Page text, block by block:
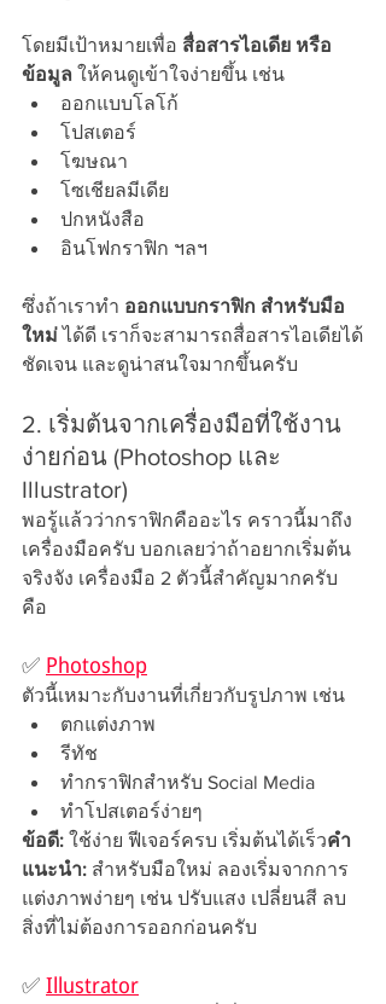
โดยมีเป้าหมายเพื่อ สื่อสารไอเดีย หรือ
ข้อมูล ให้คนดูเข้าใจง่ายขึ้น เช่น
ออกแบบโลโก้
โปสเตอร์
โฆษณา
โซเชียลมีเดีย
ปกหนังสือ
อินโฟกราฟิก ฯลฯ
ซึ่งถ้าเราทำ ออกแบบกราฟิก สำหรับมือ
ใหม่ ได้ดี เราก็จะสามารถสื่อสารไอเดียได้
ชัดเจน และดูน่าสนใจมากขึ้นครับ
2. เริ่มต้นจากเครื่องมือที่ใช้งาน
ง่ายก่อน (Photoshop และ
Illustrator)
พอรู้แล้วว่ากราฟิกคืออะไร คราวนี้มาถึง
เครื่องมือครับ บอกเลยว่าถ้าอยากเริ่มต้น
จริงจัง เครื่องมือ 2 ตัวนี้สำคัญมากครับ
คือ
✅ Photoshop
ตัวนี้เหมาะกับงานที่เกี่ยวกับรูปภาพ เช่น
ตกแต่งภาพ
รีทัช
ทำกราฟิกสำหรับ Social Media
ทำโปสเตอร์ง่ายๆ
ข้อดี: ใช้ง่าย ฟีเจอร์ครบ เริ่มต้นได้เร็วคำ
แนะนำ: สำหรับมือใหม่ ลองเริ่มจากการ
แต่งภาพง่ายๆ เช่น ปรับแสง เปลี่ยนสี ลบ
สิ่งที่ไม่ต้องการออกก่อนครับ
✅ Illustrator